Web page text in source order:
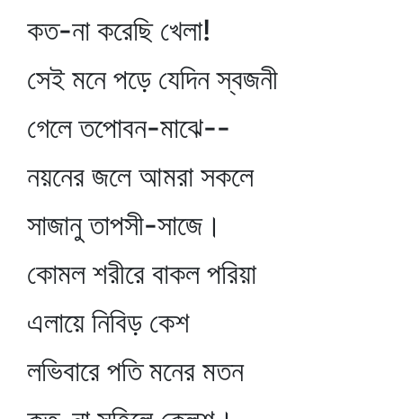
কত-না করেছি খেলা!
সেই মনে পড়ে যেদিন স্বজনী
গেলে তপোবন-মাঝে--
নয়নের জলে আমরা সকলে
সাজানু তাপসী-সাজে।
কোমল শরীরে বাকল পরিয়া
এলায়ে নিবিড় কেশ
লভিবারে পতি মনের মতন